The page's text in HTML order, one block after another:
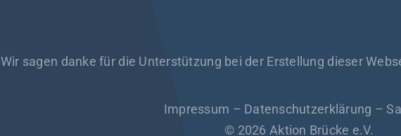
Wir sagen danke für die Unterstützung bei der Erstellung dieser
Impressum – Datenschutzerklärung –
© 2026 Aktion Brücke e.V.